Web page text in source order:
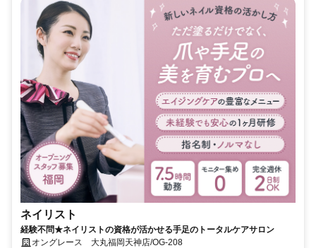
ネイリスト
経験不問★ネイリストの資格が活かせる手足のトータルケアサロン
オングレース 大丸福岡天神店/OG-208